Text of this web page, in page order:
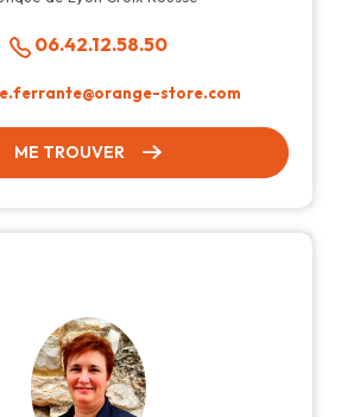
06.42.12.58.50
store.com
ME TROUVER